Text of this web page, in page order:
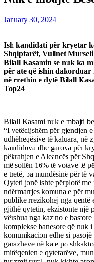
January 30, 2024
Ish kandidati për kryetar
Shqiptarët, Vullnet
Bilall Kasamin se nuk ka
për ate që ishin dakorduar
në rrethin e dytë Bilall
Top24
Bilall Kasami nuk e mbajti
“I vetëdijshëm për gjendjen
udhëheqësive të kaluara, në
kandidova dhe garova për
pëkrahjen e Aleancës për
më sollën 16% të votave të
e tretë, pa mundësinë për të
Qyteti jonë ishte përplotë me
ndërmarrjes komunale për
publike rrezikohej nga qentë
gjithë qytetin, ekzistonte një
vërshua nga kazino e
komplekse banesore që nuk
komunikacion edhe si pasojë
garazheve në kate po
mirëqenien e qytetarëve,